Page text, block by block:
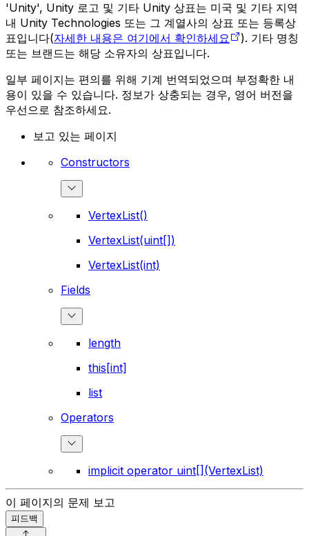
'Unity', Unity 로고 및 기타 Unity 상표는 미국 및 기타 지역
내 Unity Technologies 또는 그 계열사의 상표 또는 등록상
표입니다(자세한 내용은 여기에서 확인하세요
). 기타 명칭
또는 브랜드는 해당 소유자의 상표입니다.
일부 페이지는 편의를 위해 기계 번역되었으며 부정확한 내
용이 있을 수 있습니다. 정보가 상충되는 경우, 영어 버전을
우선으로 참조하세요.
보고 있는 페이지
Constructors
VertexList()
VertexList(uint[])
VertexList(int)
Fields
length
this[int]
list
Operators
implicit operator uint[](VertexList)
이 페이지의 문제 보고
피드백